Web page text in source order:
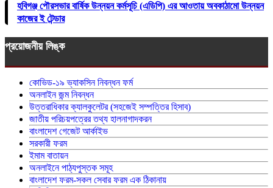
হবিগঞ্জ পৌরসভার বার্ষিক উন্নয়ন কর্মসূচি (এডিপি) এর আওতায় অবকাঠামো উন্নয়ন
কাজের ই টেন্ডার
প্রয়োজনীয় লিঙ্ক
কোভিড-১৯ ভ্যাকসিন নিবন্ধন ফর্ম
অনলাইন জন্ম নিবন্ধন
উত্তরাধিকার ক্যালকুলেটর (সহজেই সম্পত্তির হিসাব)
জাতীয় পরিচয়পত্রের তথ্য হালনাগাদকরন
বাংলাদেশ গেজেট আর্কাইভ
সরকারী ফরম
ইমাম বাতায়ন
অনলাইনে পাঠ্যপুস্তক সমূহ
বাংলাদেশ ফরম-সকল সেবার ফরম এক ঠিকানায়